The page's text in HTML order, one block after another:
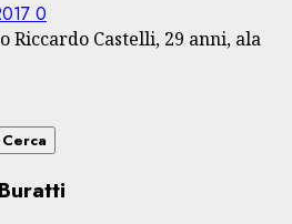
0
Riccardo Castelli, 29 anni, ala
Cerca